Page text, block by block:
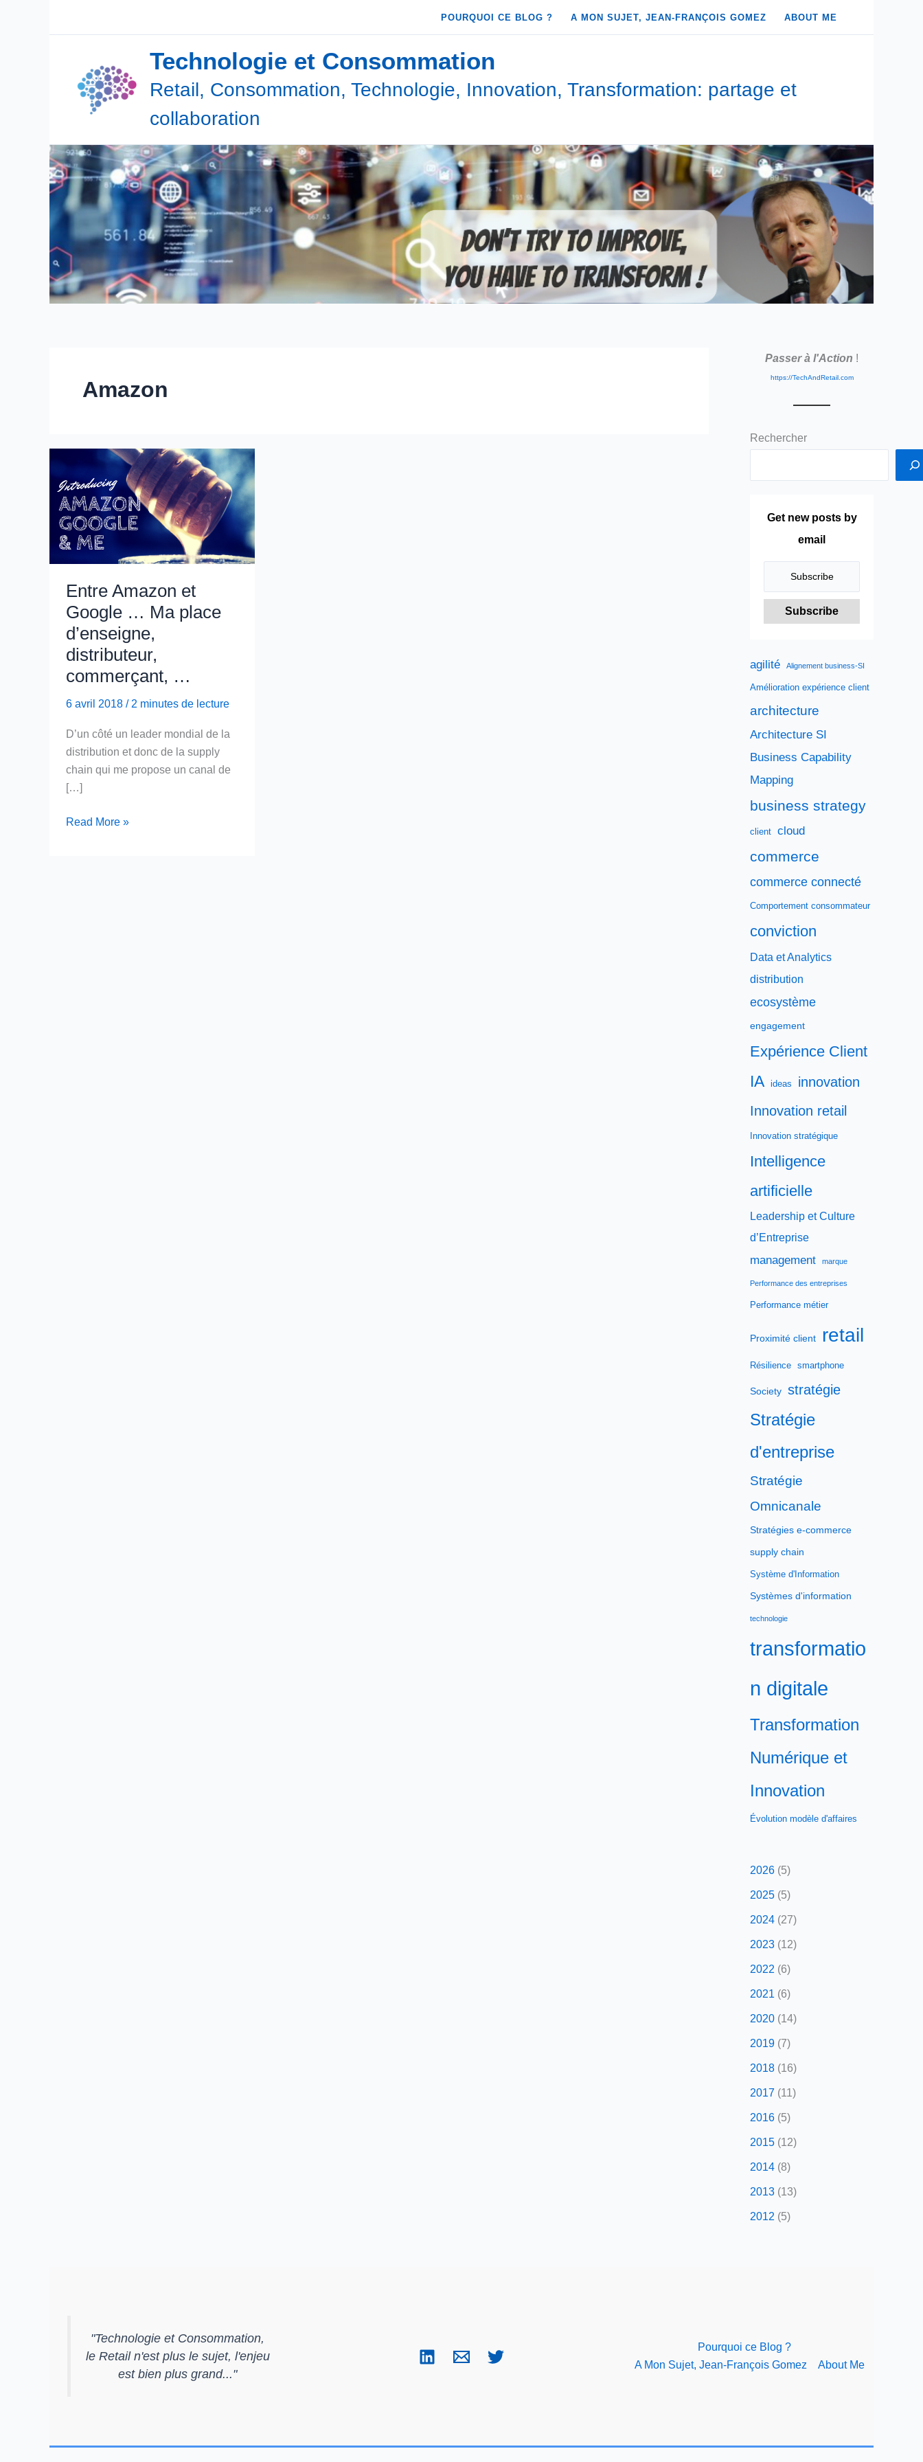
POURQUOI CE BLOG ? A MON SUJET, JEAN-FRANÇOIS GOMEZ ABOUT ME
Technologie et Consommation
Retail, Consommation, Technologie, Innovation, Transformation: partage et
collaboration
Amazon
Entre Amazon et
Google … Ma place
d’enseigne,
distributeur,
commerçant, …
6 avril 2018 / 2 minutes de lecture
D’un côté un leader mondial de la
distribution et donc de la supply
chain qui me propose un canal de
[…]
Entre
Read More »
Passer à l'Action !
https://TechAndRetail.com
Rechercher
Get new posts by
email
agilité Alignement business-SI
Amélioration expérience client
architecture
Architecture SI
Business Capability
Mapping
business strategy
client cloud
commerce
commerce connecté
Comportement consommateur
conviction
Data et Analytics
distribution
ecosystème
engagement
Expérience Client
IA ideas
innovation
Innovation retail
Innovation stratégique
Intelligence
artificielle
Leadership et Culture
d’Entreprise
management marque
Performance des entreprises
Performance métier
Proximité client retail
Résilience smartphone
Society stratégie
Stratégie
d'entreprise
Stratégie
Omnicanale
Stratégies e-commerce
supply chain
Système d'Information
Systèmes d'information
technologie
transformatio
n digitale
Transformation
Numérique et
Innovation
Évolution modèle d'affaires
2026 (5)
2025 (5)
2024 (27)
2023 (12)
2022 (6)
2021 (6)
2020 (14)
2019 (7)
2018 (16)
2017 (11)
2016 (5)
2015 (12)
2014 (8)
2013 (13)
2012 (5)
"Technologie et Consommation,
le Retail n'est plus le sujet, l'enjeu
est bien plus grand..."
Pourquoi ce Blog ?
A Mon Sujet, Jean-François Gomez
About Me